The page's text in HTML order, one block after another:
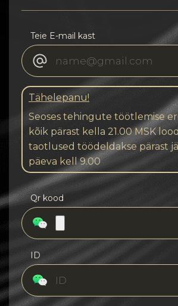
Teie E-mail kast
Tähelepanu!
Seoses tehingute töötlemise
kõik pärast kella 21.00 MSK
taotlused töödeldakse pärast
päeva kell 9.00
Qr kood
ID